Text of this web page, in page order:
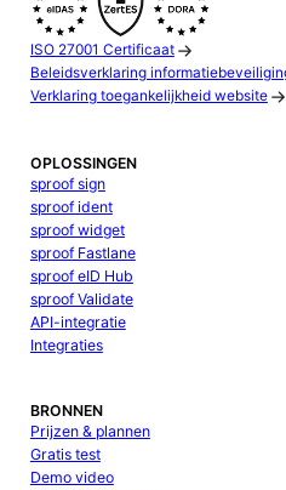
ISO 27001 Certificaat
Beleidsverklaring
Verklaring toegankelijkheid website
OPLOSSINGEN
sproof sign
sproof ident
sproof widget
sproof Fastlane
sproof eID Hub
sproof Validate
API-integratie
Integraties
BRONNEN
Prijzen & plannen
Gratis test
Demo video